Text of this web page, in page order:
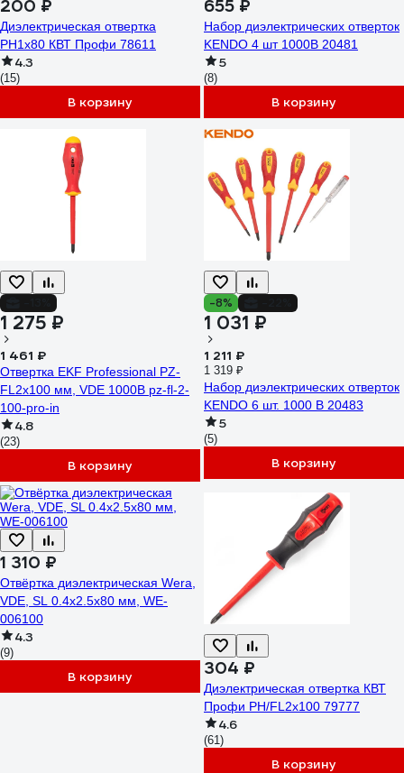
200 ₽
Диэлектрическая отвертка
PH1x80 КВТ Профи 78611
4.3
(15)
В корзину
655 ₽
Набор диэлектрических отверток
KENDO 4 шт 1000В 20481
5
(8)
В корзину
1 275 ₽
1 461 ₽
Отвертка EKF Professional PZ-
FL2x100 мм, VDE 1000В pz-fl-2-
100-pro-in
4.8
(23)
В корзину
-8%
1 031 ₽
1 211 ₽
1 319 ₽
Набор диэлектрических отверток
KENDO 6 шт. 1000 В 20483
5
(5)
В корзину
1 310 ₽
Отвёртка диэлектрическая Wera,
VDE, SL 0.4х2.5х80 мм, WE-
006100
4.3
(9)
В корзину 304 ₽
Диэлектрическая отвертка КВТ
Профи PH/FL2x100 79777
4.6
(61)
В корзину